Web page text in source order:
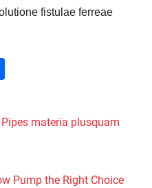
fistulae ferreae
Pipes materia plusquam
Pump the Right Choice